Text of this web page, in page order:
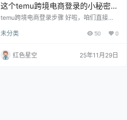
这个temu跨境电商登录的小秘密，
99%的人都没用过！
temu跨境电商登录步骤 好啦，咱们直接说
u的APP，不然登录就没地方了。 你要打开
简单。 账号注册：在APP主页上，能看到
“登录”选项。点击后，如果你还没有账号，
未分类 50 0
红色星空 25年11月29日